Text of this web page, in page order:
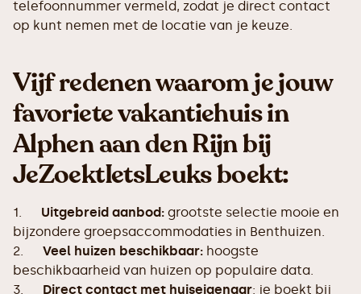
telefoonnummer vermeld, zodat je direct contact
op kunt nemen met de locatie van je keuze.
Vijf redenen waarom je jouw
favoriete vakantiehuis in
Alphen aan den Rijn bij
JeZoektIetsLeuks boekt:
1. Uitgebreid aanbod: grootste selectie mooie en
bijzondere groepsaccommodaties in Benthuizen.
2. Veel huizen beschikbaar: hoogste
beschikbaarheid van huizen op populaire data.
3. Direct contact met huiseigenaar: je boekt bij